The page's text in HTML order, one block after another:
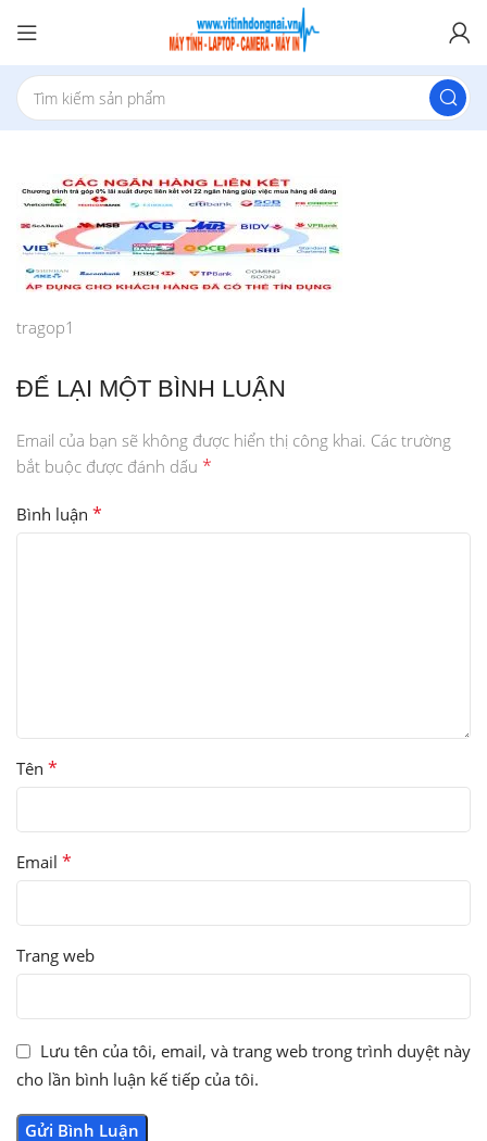
tragop1
ĐỂ LẠI MỘT BÌNH LUẬN
Email của bạn sẽ không được hiển thị công khai. Các trường
bắt buộc được đánh dấu *
Bình luận *
Tên *
Email *
Trang web
Lưu tên của tôi, email, và trang web trong trình duyệt này
cho lần bình luận kế tiếp của tôi.